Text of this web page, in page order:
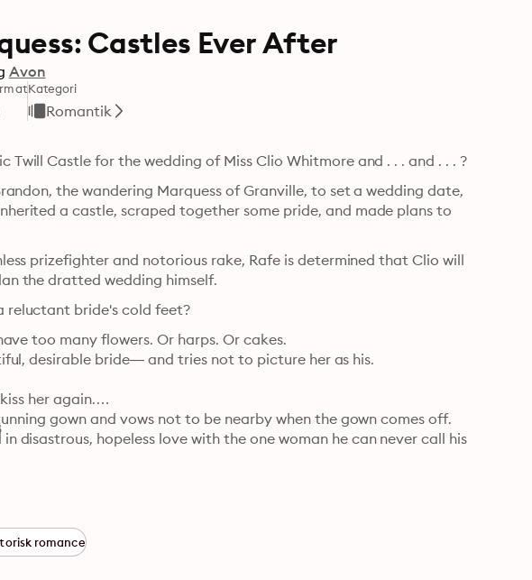
Castles Ever After
Avon
Kategori
Romantik
Twill Castle for the wedding of Miss Clio Whitmore and . . . and . . . ?
the wandering Marquess of Granville, to set a wedding date,
a castle, scraped together some pride, and made plans to
prizefighter and notorious rake, Rafe is determined that Clio will
the dratted wedding himself.
reluctant bride's cold feet?
too many flowers. Or harps. Or cakes.
desirable bride— and tries not to picture her as his.
her again.
gown and vows not to be nearby when the gown comes off.
disastrous, hopeless love with the one woman he can never call his
romance